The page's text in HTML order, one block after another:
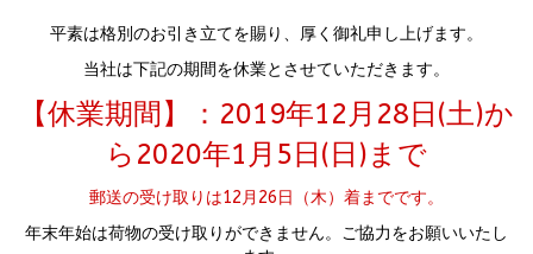
平素は格別のお引き立てを賜り、厚く御礼申し上げます。
当社は下記の期間を休業とさせていただきます。
【休業期間】：2019年12月28日(土)か
ら2020年1月5日(日)まで
郵送の受け取りは12月26日（木）着までです。
年末年始は荷物の受け取りができません。ご協力をお願いいたし